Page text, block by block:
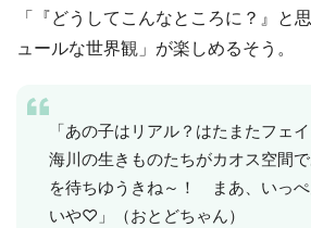
都道府選択
「『どうしてこんなところに？』と
ュールな世界観」が楽しめるそう。
「あの子はリアル？はたまたフェ
海川の生きものたちがカオス空間
を待ちゆうきね～！ まあ、いっ
いや♡」（おとどちゃん）